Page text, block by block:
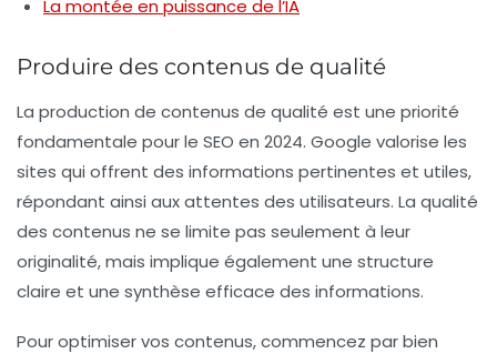
La montée en puissance de l’IA
Produire des contenus de qualité
La production de contenus de qualité est une priorité
fondamentale pour le SEO en 2024. Google valorise les
sites qui offrent des informations pertinentes et utiles,
répondant ainsi aux attentes des utilisateurs. La qualité
des contenus ne se limite pas seulement à leur
originalité, mais implique également une structure
claire et une synthèse efficace des informations.
Pour optimiser vos contenus, commencez par bien